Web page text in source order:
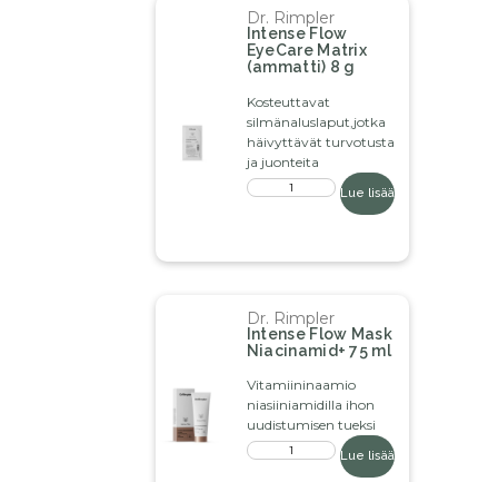
Dr. Rimpler
Intense Flow
EyeCare Matrix
(ammatti) 8 g
Kosteuttavat
silmänaluslaput,jotka
häivyttävät turvotusta
ja juonteita
Lue lisää
Dr. Rimpler
Intense Flow Mask
Niacinamid+ 75 ml
Vitamiininaamio
niasiiniamidilla ihon
uudistumisen tueksi
Lue lisää